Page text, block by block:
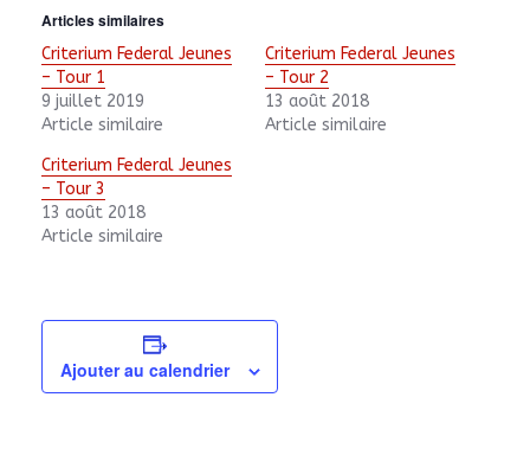
Articles similaires
Criterium Federal Jeunes
– Tour 1
9 juillet 2019
Article similaire
Criterium Federal Jeunes
– Tour 2
13 août 2018
Article similaire
Criterium Federal Jeunes
– Tour 3
13 août 2018
Article similaire
Ajouter au calendrier